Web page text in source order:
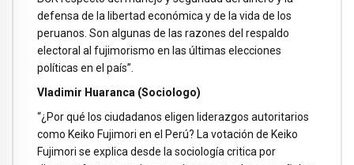
defensa de la libertad económica y de la vida de los
peruanos. Son algunas de las razones del respaldo
electoral al fujimorismo en las últimas elecciones
políticas en el país”.
Vladimir Huaranca (Sociologo)
“¿Por qué los ciudadanos eligen liderazgos autoritarios
como Keiko Fujimori en el Perú? La votación de Keiko
Fujimori se explica desde la sociología critica por